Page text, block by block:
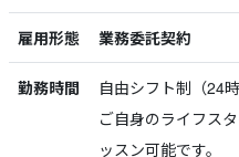
雇用形態 業務委託契約
勤務時間
自由シフト制（24
ご自身のライフス
ッスン可能です。